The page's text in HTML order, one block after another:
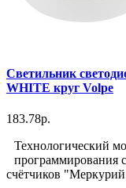
Светильник
WHITE круг Volpe
183.78р.
Технологический
программирования
счётчиков